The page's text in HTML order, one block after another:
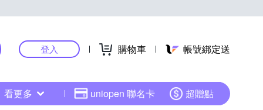
登入 購物車 帳號綁定送
看更多 uniopen 聯名卡 超贈點